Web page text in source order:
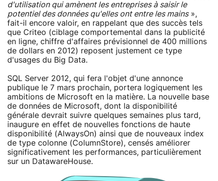
d'utilisation qui amènent les entreprises à saisir le
potentiel des données qu'elles ont entre les mains»,
fait-il encore valoir, en rappelant que des succès tels
que Criteo (ciblage comportemental dans la publicité
en ligne, chiffre d'affaires prévisionnel de 400 millions
de dollars en 2012) reposent justement ce type
d'usages du Big Data.
SQL Server 2012, qui fera l'objet d'une annonce
publique le 7 mars prochain, portera logiquement les
ambitions de Microsoft en la matière. La nouvelle base
de données de Microsoft, dont la disponibilité
générale devrait suivre quelques semaines plus tard,
inaugure en effet de nouvelles fonctions de haute
disponibilité (AlwaysOn) ainsi que de nouveaux index
de type colonne (ColumnStore), censés améliorer
significativement les performances, particulièrement
sur un DatawareHouse.